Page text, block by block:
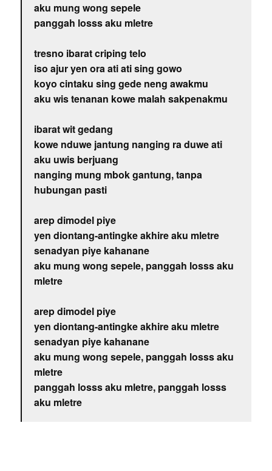
aku mung wong sepele
panggah losss aku mletre
tresno ibarat criping telo
iso ajur yen ora ati ati sing gowo
koyo cintaku sing gede neng awakmu
aku wis tenanan kowe malah sakpenakmu
ibarat wit gedang
kowe nduwe jantung nanging ra duwe ati
aku uwis berjuang
nanging mung mbok gantung, tanpa
hubungan pasti
arep dimodel piye
yen diontang-antingke akhire aku mletre
senadyan piye kahanane
aku mung wong sepele, panggah losss aku
mletre
arep dimodel piye
yen diontang-antingke akhire aku mletre
senadyan piye kahanane
aku mung wong sepele, panggah losss aku
mletre
panggah losss aku mletre, panggah losss
aku mletre